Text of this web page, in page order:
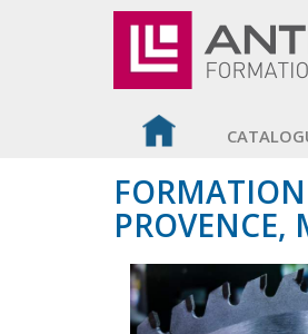
PROVENCE,